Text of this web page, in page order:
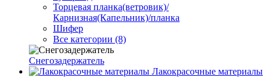
Торцевая планка(ветровик)/
Карнизная(Капельник)/планка
Шифер
Все категории (8)
Снегозадержатель
Лакокрасочные материалы